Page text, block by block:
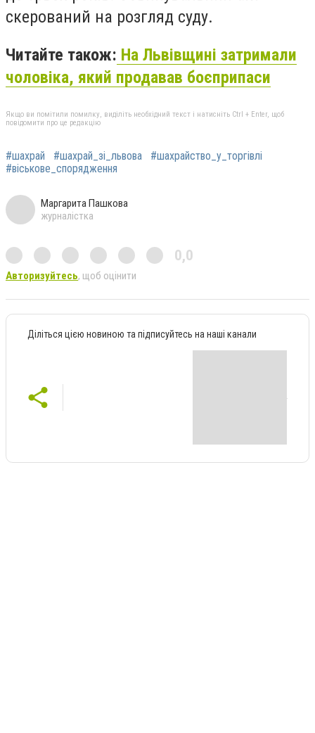
скерований на розгляд суду.
Читайте також: На Львівщині затримали
чоловіка, який продавав боєприпаси
Якщо ви помітили помилку, виділіть необхідний текст і натисніть Ctrl + Enter, щоб
повідомити про це редакцію
#шахрай #шахрай_зі_львова
#шахрайство_у_торгівлі
#віськове_спорядження
Маргарита Пашкова
журналістка
0,0
Авторизуйтесь, щоб оцінити
Діліться цією новиною та підписуйтесь на наші канали